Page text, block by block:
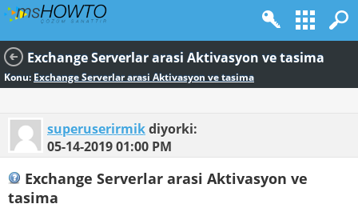
Exchange Serverlar arasi Aktivasyon ve tasima
Konu: Exchange Serverlar arasi Aktivasyon ve tasima
superuserirmikdiyorki:
05-14-201901:00 PM
Exchange Serverlar arasi Aktivasyon ve
tasima